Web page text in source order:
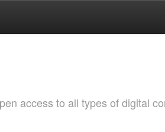
access to all types of digital